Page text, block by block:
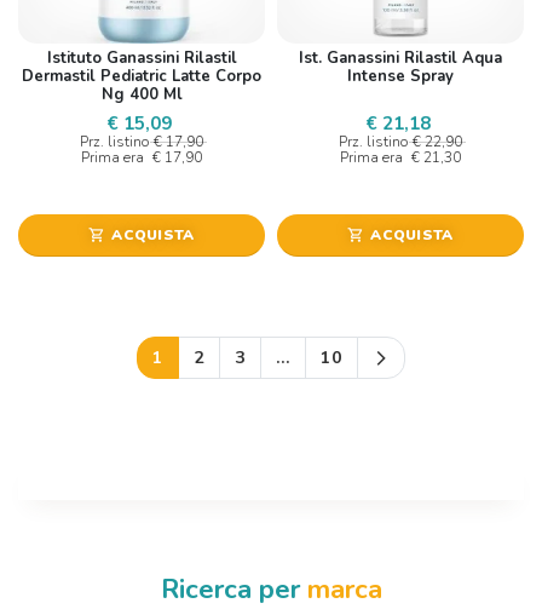
Istituto Ganassini Rilastil
Dermastil Pediatric Latte Corpo
Ng 400 Ml
€ 15,09
Prz. listino € 17,90
Prima era € 17,90
shopping_cart ACQUISTA
Ist. Ganassini Rilastil Aqua
Intense Spray
€ 21,18
Prz. listino € 22,90
Prima era € 21,30
shopping_cart ACQUISTA
1 2 3 … 10 arrow_forward_ios Successivo
Ricerca permarca